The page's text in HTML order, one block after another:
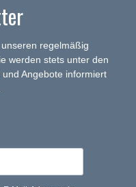
regelmäßig
werden stets unter den
Angebote informiert